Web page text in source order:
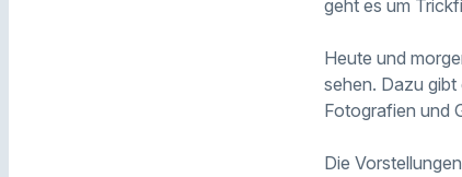
geht es um
Heute und
sehen. Dazu
Fotografien und
Die